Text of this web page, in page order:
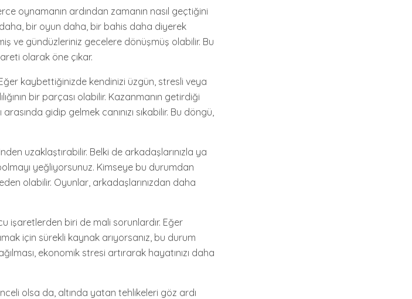
oynamanın ardından zamanın nasıl geçtiğini
bir oyun daha, bir bahis daha diyerek
ve gündüzleriniz gecelere dönüşmüş olabilir. Bu
olarak öne çıkar.
kaybettiğinizde kendinizi üzgün, stresli veya
bir parçası olabilir. Kazanmanın getirdiği
gidip gelmek canınızı sıkabilir. Bu döngü,
uzaklaştırabilir. Belki de arkadaşlarınızla ya
yeğliyorsunuz. Kimseye bu durumdan
olabilir. Oyunlar, arkadaşlarınızdan daha
işaretlerden biri de mali sorunlardır. Eğer
için sürekli kaynak arıyorsanız, bu durum
ekonomik stresi artırarak hayatınızı daha
olsa da, altında yatan tehlikeleri göz ardı